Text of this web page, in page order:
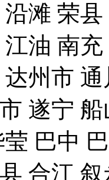
滩 荣
油 南
州市
遂宁
巴中
合江